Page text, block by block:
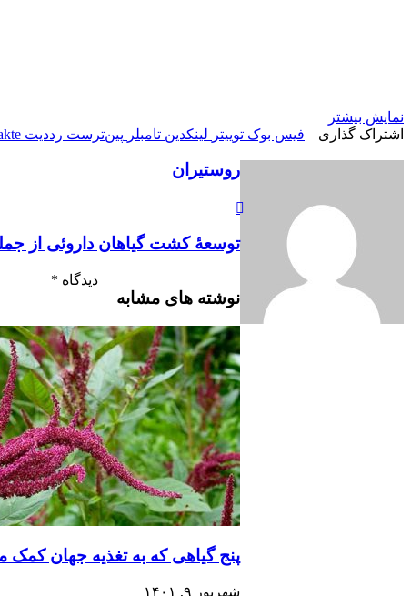
نمایش بیشتر
اشتراک گذاری
فیس بوک توییتر لینکدین ‫تامبلر ‫پین‌ترست ‫رددیت
روستیران
توسعۀ کشت گیاهان داروئی از
نوشته های مشابه
پنج گیاهی که به تغذیه جهان کمک
شهریور ۹, ۱۴۰۱
دیدگاه *